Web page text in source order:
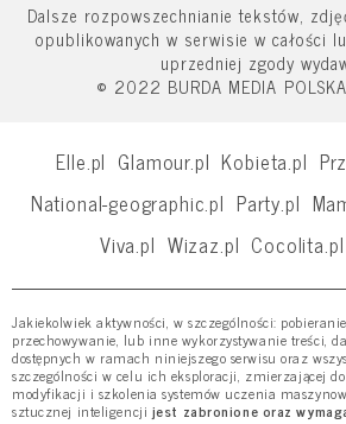
Dalsze rozpowszechnianie tekstów,
opublikowanych w serwisie w całości
uprzedniej zgody
© 2022 BURDA MEDIA
Elle.pl Glamour.pl Kobieta.pl
National-geographic.pl Party.pl
Viva.pl Wizaz.pl Cocolita.pl
Jakiekolwiek aktywności, w szczególności:
przechowywanie, lub inne wykorzystywanie treści,
dostępnych w ramach niniejszego serwisu oraz
szczególności w celu ich eksploracji, zmierzającej
modyfikacji i szkolenia systemów uczenia
sztucznej inteligencji jest zabronione oraz